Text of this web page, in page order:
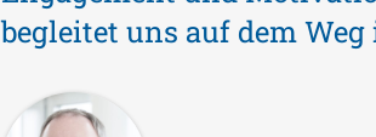
begleitet uns auf dem